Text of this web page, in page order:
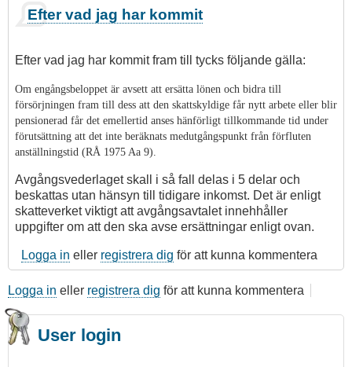
Som
svar
Svar
Jabo:
Avgångsvederlag
av
Hans
Larsson
Efter vad jag har kommit
Efter vad jag har kommit fram till tycks följande gälla:
Om engångsbeloppet är avsett att ersätta lönen och bidra till
försörjningen fram till dess att den skattskyldige får nytt arbete eller blir
pensionerad får det emellertid anses hänförligt tillkommande tid under
förutsättning att det inte beräknats medutgångspunkt från förfluten
anställningstid (RÅ 1975 Aa 9).
Avgångsvederlaget skall i så fall delas i 5 delar och
beskattas utan hänsyn till tidigare inkomst. Det är enligt
skatteverket viktigt att avgångsavtalet innehhåller
uppgifter om att den ska avse ersättningar enligt ovan.
Logga in eller registrera dig för att kunna kommentera
Logga in eller registrera dig för att kunna kommentera
User login